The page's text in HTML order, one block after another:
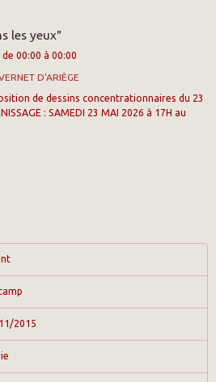
les yeux"
de 00:00 à 00:00
D'ARIÈGE
de dessins concentrationnaires du 23
: SAMEDI 23 MAI 2026 à 17H au
2015